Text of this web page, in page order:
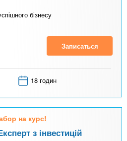
бізнесу
Записаться
18 годин
на курс!
з інвестицій